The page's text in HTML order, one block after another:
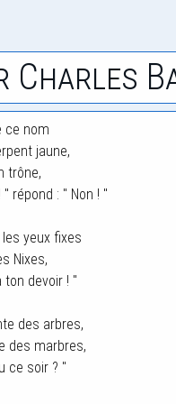
Charles
ce nom
jaune,
trône,
répond : " Non ! "
yeux fixes
Nixes,
ton devoir ! "
des arbres,
des marbres,
ce soir ? "